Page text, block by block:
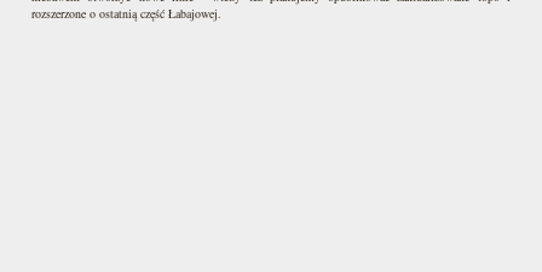
rozszerzone o ostatnią część Łabajowej.